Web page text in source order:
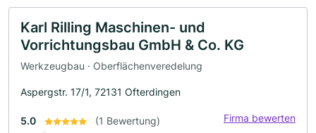
Karl Rilling Maschinen- und
Vorrichtungsbau GmbH & Co. KG
Werkzeugbau · Oberflächenveredelung
Aspergstr. 17/1, 72131 Ofterdingen
5.0 (1 Bewertung) Firma bewerten